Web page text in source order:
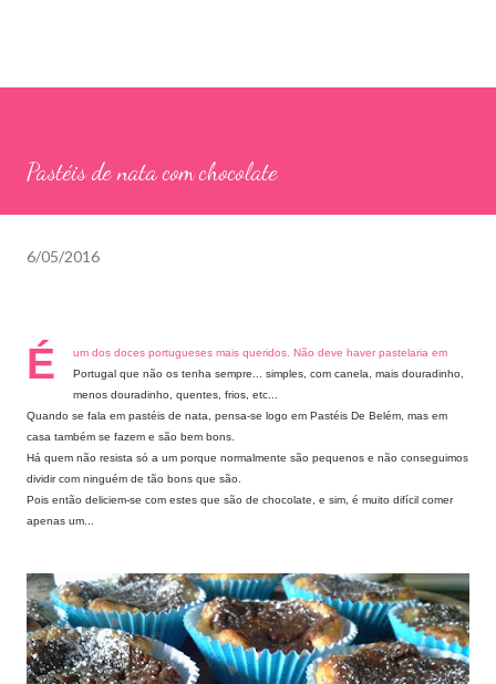
Pastéis de nata com chocolate
6/05/2016
É
um dos doces portugueses mais queridos. Não deve haver pastelaria em
Portugal que não os tenha sempre... simples, com canela, mais douradinho,
menos douradinho, quentes, frios, etc...
Quando se fala em pastéis de nata, pensa-se logo em Pastéis De Belém, mas em
casa também se fazem e são bem bons.
Há quem não resista só a um porque normalmente são pequenos e não conseguimos
dividir com ninguém de tão bons que são.
Pois então deliciem-se com estes que são de chocolate, e sim, é muito difícil comer
apenas um...